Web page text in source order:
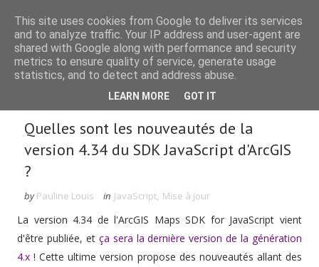
Rechercher dans le blog
Quelles sont les nouveautés de la
version 4.34 du SDK JavaScript d'ArcGIS
?
by Pauline Louis in JavaScript, Mise à jour
La version 4.34 de l'ArcGIS Maps SDK for JavaScript vient
d'être publiée, et ça sera la dernière version de la génération
4.x! Cette ultime version propose des nouveautés allant des
This site uses cookies from Google to deliver its services
and to analyze traffic. Your IP address and user-agent are
shared with Google along with performance and security
metrics to ensure quality of service, generate usage
statistics, and to detect and address abuse.
LEARN MORE GOT IT